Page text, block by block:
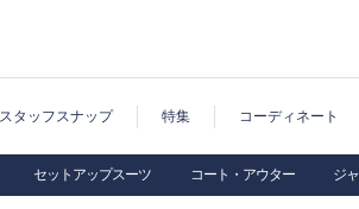
スタッフスナップ 特集 コーディネート
セットアップスーツ コート・アウター ジ